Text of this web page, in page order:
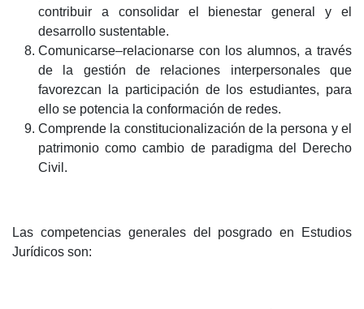
contribuir a consolidar el bienestar general y el
desarrollo sustentable.
Comunicarse–relacionarse con los alumnos, a través
de la gestión de relaciones interpersonales que
favorezcan la participación de los estudiantes, para
ello se potencia la conformación de redes.
Comprende la constitucionalización de la persona y el
patrimonio como cambio de paradigma del Derecho
Civil.
Las competencias generales del posgrado en Estudios
Jurídicos son: